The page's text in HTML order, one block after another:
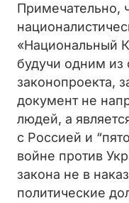
Примечательно,
«Национальный
будучи одним из
законопроекта,
документ не
людей, а
с Россией и
войне против
закона не в
политические